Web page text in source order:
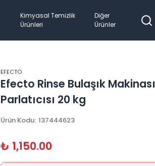
Kimyasal Temizlik
Ürünleri
Diğer
Ürünler
EFECTO
Efecto Rinse Bulaşık Makinası
Parlatıcısı 20 kg
Ürün Kodu: 137444623
₺ 1,150.00